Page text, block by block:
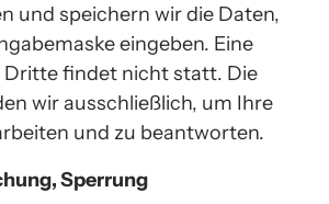
und speichern wir die Daten,
eingeben. Eine
Dritte findet nicht statt. Die
wir ausschließlich, um Ihre
und zu beantworten.
Sperrung